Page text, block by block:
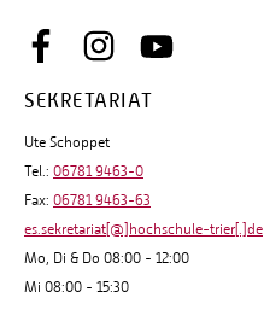
SEKRETARIAT
Ute Schoppet
Tel.: 06781 9463-0
Fax: 06781 9463-63
es.sekretariat[@]hochschule-trier[.]de
Mo, Di & Do 08:00 - 12:00
Mi 08:00 - 15:30